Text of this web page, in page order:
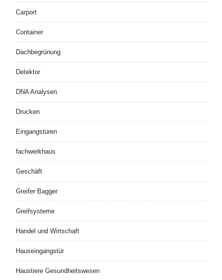
Carport
Container
Dachbegrünung
Detektor
DNA Analysen
Drucken
Eingangstüren
fachwerkhaus
Geschäft
Greifer Bagger
Greifsysteme
Handel und Wirtschaft
Hauseingangstür
Haustiere Gesundheitswesen